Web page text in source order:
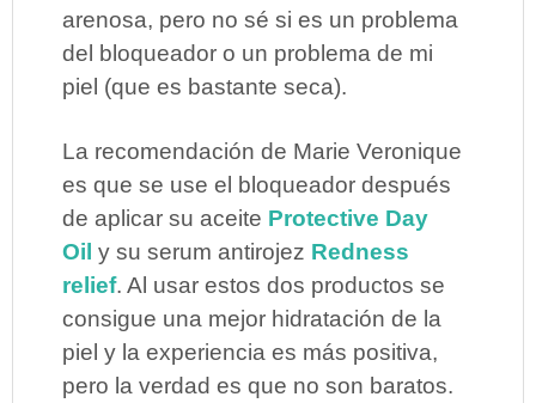
arenosa, pero no sé si es un problema
del bloqueador o un problema de mi
piel (que es bastante seca).
La recomendación de Marie Veronique
es que se use el bloqueador después
de aplicar su aceite Protective Day
Oil y su serum antirojez Redness
relief. Al usar estos dos productos se
consigue una mejor hidratación de la
piel y la experiencia es más positiva,
pero la verdad es que no son baratos.